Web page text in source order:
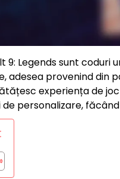
9: Legends sunt
adesea provenind
experiența de
de personalizare,